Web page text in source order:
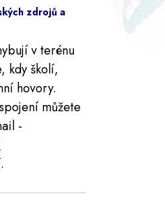
zdrojů a
v terénu
kdy školí,
hovory.
můžete
-